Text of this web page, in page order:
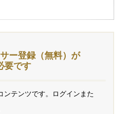
ー登録（無料）が
要です
ンテンツです。ログインまた